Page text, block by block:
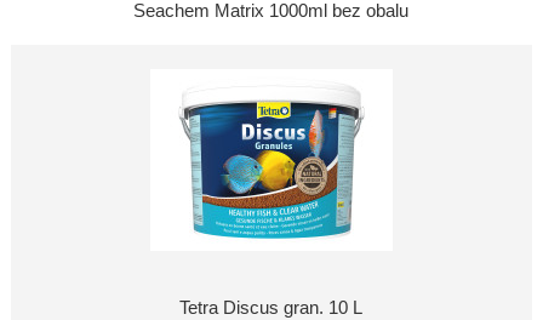
Seachem Matrix 1000ml bez obalu
Tetra Discus gran. 10 L